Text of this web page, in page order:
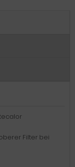
Filter bei